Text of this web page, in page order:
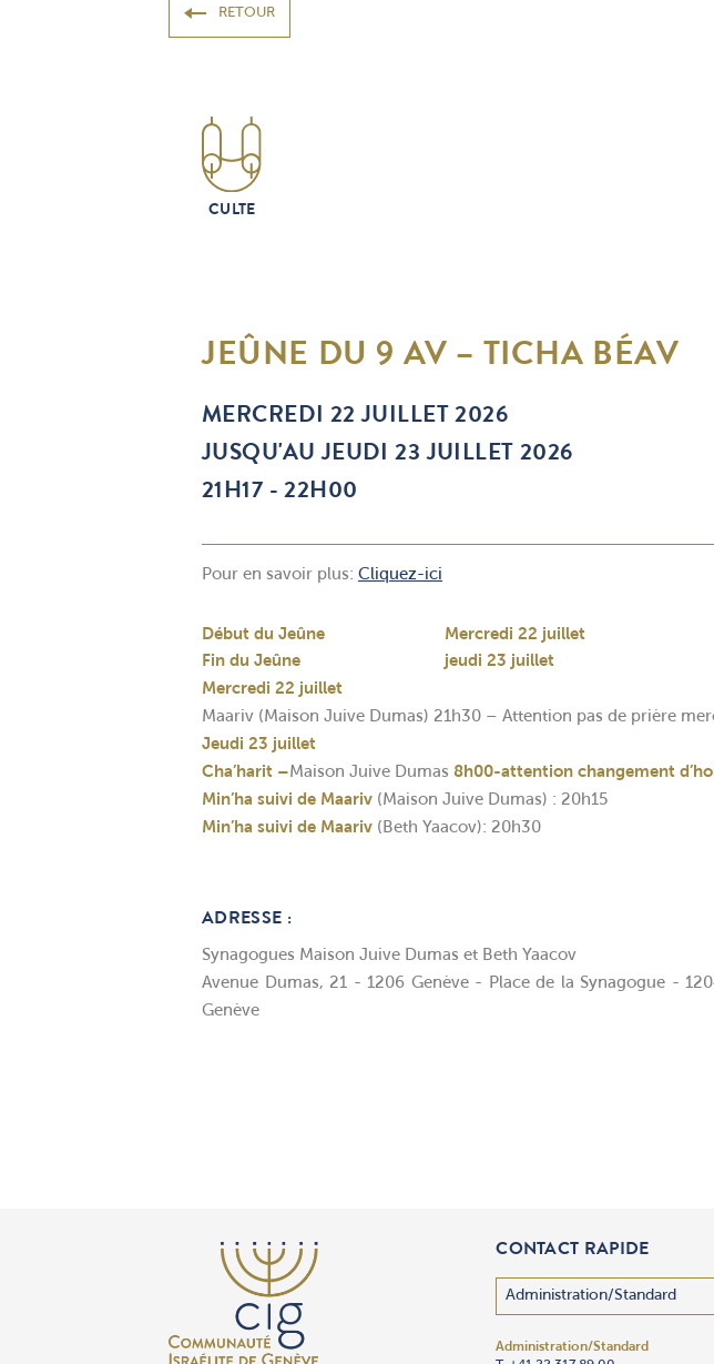
RETOUR
CULTE
JEÛNE DU 9 AV – TICHA BÉAV
MERCREDI 22 JUILLET 2026
JUSQU'AU JEUDI 23 JUILLET 2026
21H17 - 22H00
Pour en savoir plus: Cliquez-ici
Début du Jeûne Mercredi 22 juillet
Fin du Jeûne
jeudi 23 juillet
Mercredi 22 juillet
Maariv (Maison Juive Dumas) 21h30 – Attention pas de prière
Jeudi 23 juillet
Cha’harit –Maison Juive Dumas 8h00-attention changement
Min’ha suivi de Maariv (Maison Juive Dumas) : 20h15
Min’ha suivi de Maariv (Beth Yaacov): 20h30
ADRESSE :
Synagogues Maison Juive Dumas et Beth Yaacov
Avenue Dumas, 21 - 1206 Genève - Place de la Synagogue -
Genève
CONTACT RAPIDE
Administration/Standard